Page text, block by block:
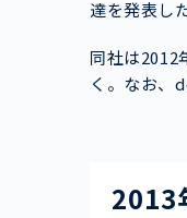
達を発表し
同社は2012
く。なお、
2013